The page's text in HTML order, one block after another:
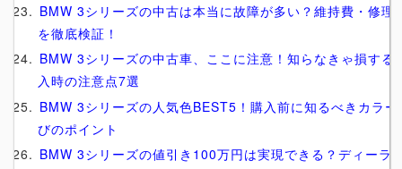
BMW 3シリーズの中古は本当に故障が多い？維持費・修理
を徹底検証！
BMW 3シリーズの中古車、ここに注意！知らなきゃ損する
入時の注意点7選
BMW 3シリーズの人気色BEST5！購入前に知るべきカラー
びのポイント
BMW 3シリーズの値引き100万円は実現できる？ディーラ